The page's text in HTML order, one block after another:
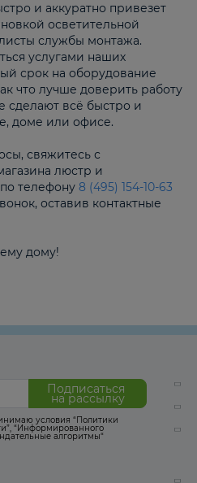
и аккуратно привезет
осветительной
службы монтажа.
услугами наших
срок на оборудование
что лучше доверить работу
сделают всё быстро и
доме или офисе.
свяжитесь с
люстр и
телефону 8 (495) 154-10-63
оставив контактные
дому!
Подписаться
на рассылку
условия “Политики
, “Информированного
алгоритмы“